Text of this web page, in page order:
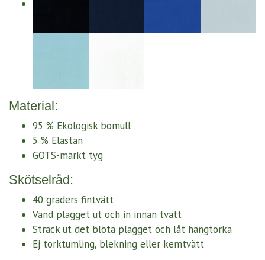
Material:
95 % Ekologisk bomull
5 % Elastan
GOTS-märkt tyg
Skötselråd:
40 graders fintvätt
Vänd plagget ut och in innan tvätt
Sträck ut det blöta plagget och låt hängtorka
Ej torktumling, blekning eller kemtvätt